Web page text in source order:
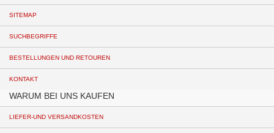
SITEMAP
SUCHBEGRIFFE
BESTELLUNGEN UND RETOUREN
KONTAKT
WARUM BEI UNS KAUFEN
LIEFER-UND VERSANDKOSTEN